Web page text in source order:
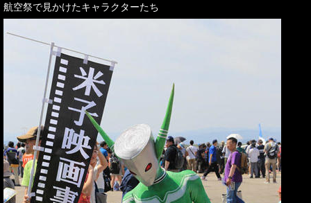
航空祭で見かけたキャラクターたち